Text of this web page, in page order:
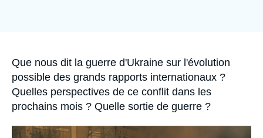
Accroche
Que nous dit la guerre d'Ukraine sur l'évolution
possible des grands rapports internationaux ?
Quelles perspectives de ce conflit dans les
prochains mois ? Quelle sortie de guerre ?
Image